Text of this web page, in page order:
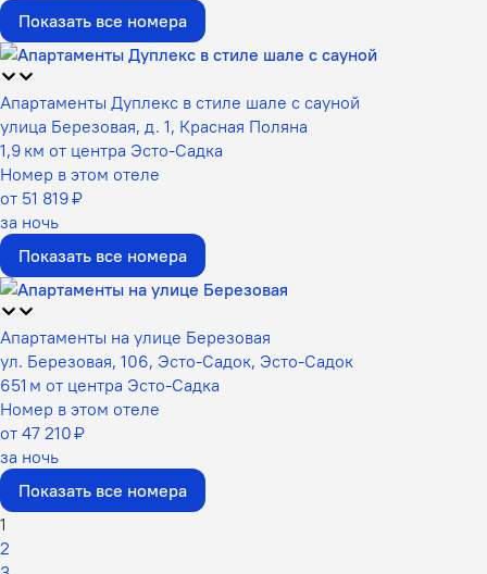
Показать все номера
Апартаменты Дуплекс в стиле шале с сауной
улица Березовая, д. 1, Красная Поляна
1,9 км от центра Эсто-Садка
Номер в этом отеле
от 51 819 ₽
за ночь
Показать все номера
Апартаменты на улице Березовая
ул. Березовая, 106, Эсто-Садок, Эсто-Садок
651 м от центра Эсто-Садка
Номер в этом отеле
от 47 210 ₽
за ночь
Показать все номера
1
2